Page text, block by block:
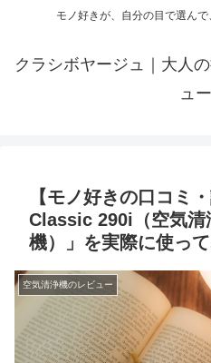
モノ好きが、自分の目で選んで
クラシボヤージュ｜大人
ュー
【モノ好きの口コミ
Classic 290i（空気清
機）」を実際に使っ
空気清浄機のレビュー